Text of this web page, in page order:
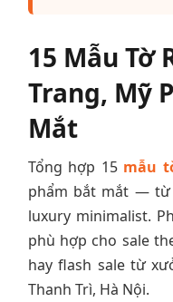
15 Mẫu Tờ
Trang, Mỹ
Mắt
Tổng hợp 15 mẫu
phẩm bắt mắt — từ
luxury minimalist.
phù hợp cho sale
hay flash sale từ
Thanh Trì, Hà Nội.